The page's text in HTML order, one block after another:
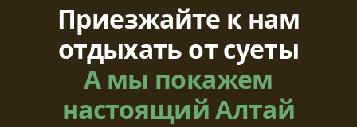
Приезжайте к нам
отдыхать от суеты
А мы покажем
настоящий Алтай